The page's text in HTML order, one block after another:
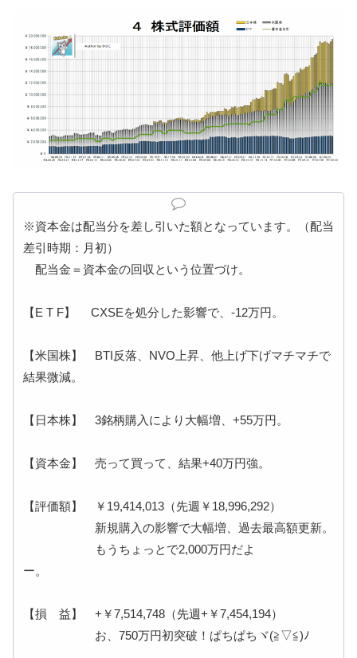
※資本金は配当分を差し引いた額となっています。（配当
差引時期：月初）
配当金＝資本金の回収という位置づけ。
【E T F】 CXSEを処分した影響で、-12万円。
【米国株】 BTI反落、NVO上昇、他上げ下げマチマチで
結果微減。
【日本株】 3銘柄購入により大幅増、+55万円。
【資本金】 売って買って、結果+40万円強。
【評価額】 ￥19,414,013（先週￥18,996,292）
新規購入の影響で大幅増、過去最高額更新。
もうちょっとで2,000万円だよ
ー。
【損 益】 +￥7,514,748（先週+￥7,454,194）
お、750万円初突破！ぱちぱちヾ(≧▽≦)ﾉ